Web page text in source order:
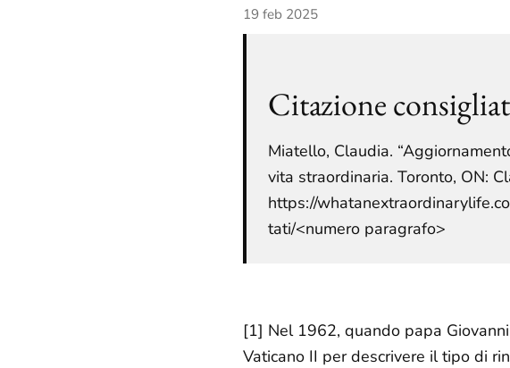
19 feb 2025
Citazione
Miatello, Claudia.
vita straordinaria. Toronto, ON:
https://
tati/<numero paragrafo>
[1] Nel 1962, quando papa
Vaticano II per descrivere il tipo di